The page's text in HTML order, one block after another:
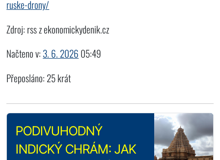
ruske-drony/
Zdroj: rss z ekonomickydenik.cz
Načteno v: 3. 6. 2026 05:49
Přeposláno: 25 krát
PODIVUHODNÝ
INDICKÝ CHRÁM: JAK